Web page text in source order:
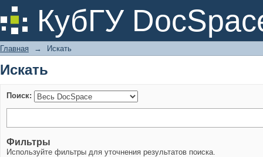
КубГУ
Искать
Главная → Искать
Искать
Поиск:
Фильтры
Используйте фильтры для уточнения результатов поиска.